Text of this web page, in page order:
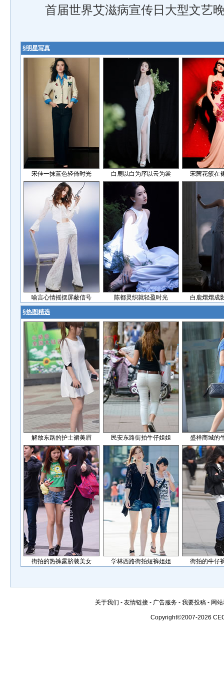
首届世界艾滋病宣传日大型文艺
§明星写真
宋佳一抹蓝色轻倚时光 白鹿以白为序以云为裳 宋茜花簇在
喻言心情摇摆屏蔽信号 陈都灵织就轻盈时光 白鹿熠熠成
§热图精选
解放东路的护士裙美眉 民安东路街拍牛仔姐姐 盛祥商城的
街拍的热裤露脐装美女 学林西路街拍短裤姐姐 街拍的牛仔
关于我们 - 友情链接 - 广告服务 - 我要投稿 - 网
Copyright©2007-2026